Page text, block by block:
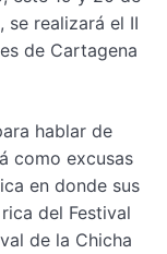
se realizará el II
de Cartagena
hablar de
como excusas
en donde sus
del Festival
de la Chicha